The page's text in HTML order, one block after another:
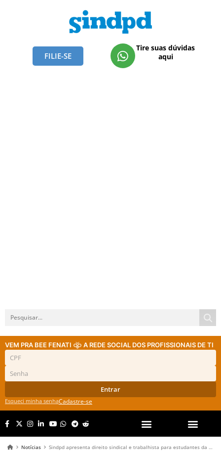
FILIE-SE
Tire suas dúvidas
aqui
VEM PRA BEE FENATI A REDE SOCIAL DOS PROFISSIONAIS DE TI
Entrar
Esqueci minha senhaCadastre-se
Notícias Sindpd apresenta direito sindical e trabalhista para estudantes da PUC